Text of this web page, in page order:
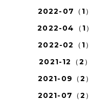
2022-07（1）
2022-04（1）
2022-02（1）
2021-12（2）
2021-09（2）
2021-07（2）